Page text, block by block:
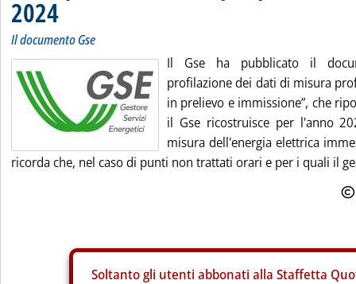
2024
Il documento Gse
Il Gse ha pubblicato il
profilazione dei dati di misura
in prelievo e immissione”, che
il Gse ricostruisce per l'anno
misura dell'energia elettrica
ricorda che, nel caso di punti non trattati orari e per i quali il
Soltanto gli utenti abbonati alla Staffetta